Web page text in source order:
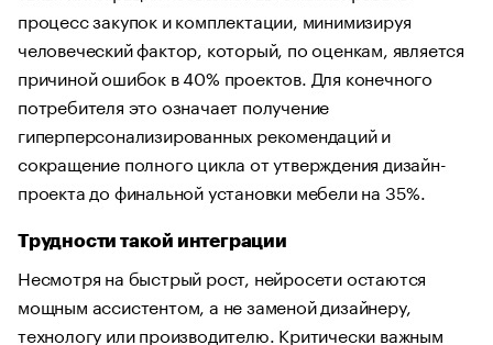
процесс закупок и комплектации, минимизируя
человеческий фактор, который, по оценкам, является
причиной ошибок в 40% проектов. Для конечного
потребителя это означает получение
гиперперсонализированных рекомендаций и
сокращение полного цикла от утверждения дизайн-
проекта до финальной установки мебели на 35%.
Трудности такой интеграции
Несмотря на быстрый рост, нейросети остаются
мощным ассистентом, а не заменой дизайнеру,
технологу или производителю. Критически важным